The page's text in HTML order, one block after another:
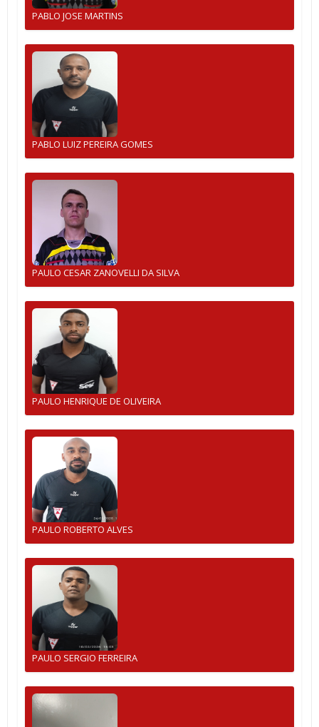
PABLO JOSE MARTINS
PABLO LUIZ PEREIRA GOMES
PAULO CESAR ZANOVELLI DA SILVA
PAULO HENRIQUE DE OLIVEIRA
PAULO ROBERTO ALVES
PAULO SERGIO FERREIRA